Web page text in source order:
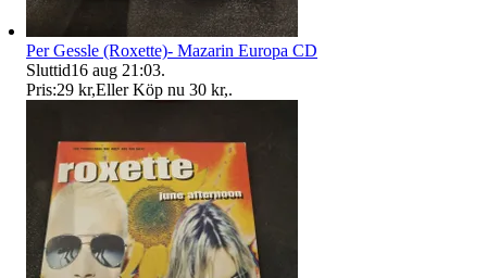
Per Gessle (Roxette)- Mazarin Europa CD
Sluttid16 aug 21:03.
Pris:29 kr,Eller Köp nu 30 kr,.